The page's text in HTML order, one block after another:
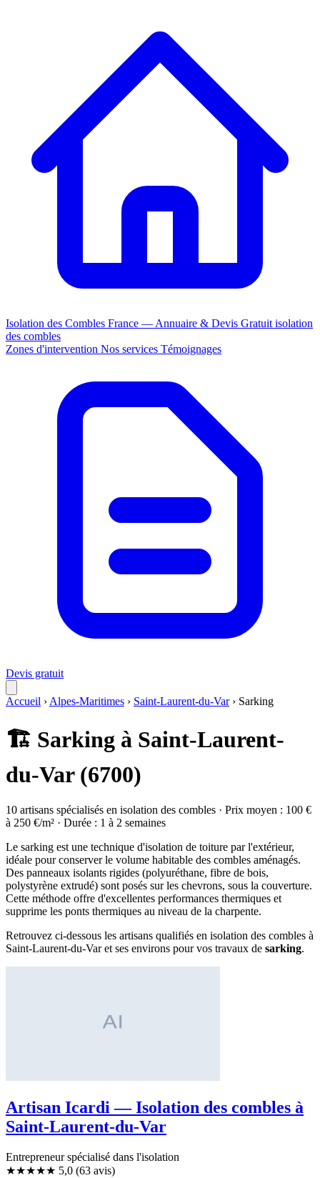
Isolation des Combles France — Annuaire & Devis Gratuit isolation
des combles
Zones d'intervention Nos services Témoignages
Devis gratuit
Accueil › Alpes-Maritimes › Saint-Laurent-du-Var › Sarking
🏗️ Sarking à Saint-Laurent-
du-Var (6700)
10 artisans spécialisés en isolation des combles · Prix moyen : 100 €
à 250 €/m² · Durée : 1 à 2 semaines
Le sarking est une technique d'isolation de toiture par l'extérieur,
idéale pour conserver le volume habitable des combles aménagés.
Des panneaux isolants rigides (polyuréthane, fibre de bois,
polystyrène extrudé) sont posés sur les chevrons, sous la couverture.
Cette méthode offre d'excellentes performances thermiques et
supprime les ponts thermiques au niveau de la charpente.
Retrouvez ci-dessous les artisans qualifiés en isolation des combles à
Saint-Laurent-du-Var et ses environs pour vos travaux de sarking.
Artisan Icardi — Isolation des combles à
Saint-Laurent-du-Var
Entrepreneur spécialisé dans l'isolation
★★★★★ 5,0 (63 avis)